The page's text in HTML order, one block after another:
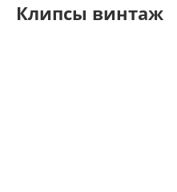
Клипсы винтаж